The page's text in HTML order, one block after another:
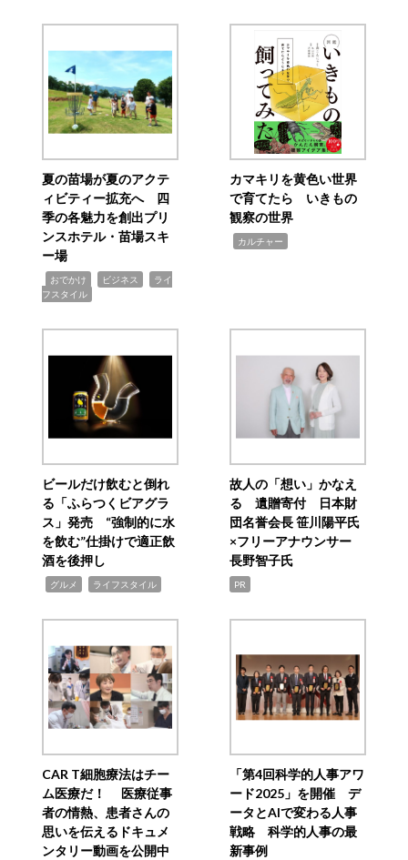
夏の苗場が夏のアクテ
ィビティー拡充へ 四
季の各魅力を創出プリ
ンスホテル・苗場スキ
ー場
おでかけ ビジネス
ライ
フスタイル
カマキリを黄色い世界
で育てたら いきもの
観察の世界
カルチャー
ビールだけ飲むと倒れ
る「ふらつくビアグラ
ス」発売 “強制的に水
を飲む”仕掛けで適正飲
酒を後押し
グルメ ライフスタイル
故人の「想い」かなえ
る 遺贈寄付 日本財
団名誉会長 笹川陽平氏
×フリーアナウンサー
長野智子氏
PR
CAR T細胞療法はチー
ム医療だ！ 医療従事
者の情熱、患者さんの
思いを伝えるドキュメ
ンタリー動画を公開中
「第4回科学的人事アワ
ード2025」を開催 デ
ータとAIで変わる人事
戦略 科学的人事の最
新事例